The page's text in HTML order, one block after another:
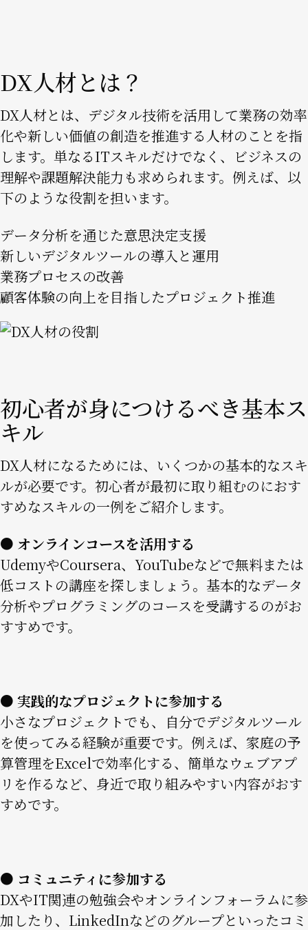
DX人材とは？
DX人材とは、デジタル技術を活用して業務の効率
化や新しい価値の創造を推進する人材のことを指
します。単なるITスキルだけでなく、ビジネスの
理解や課題解決能力も求められます。例えば、以
下のような役割を担います。
データ分析を通じた意思決定支援
新しいデジタルツールの導入と運用
業務プロセスの改善
顧客体験の向上を目指したプロジェクト推進
Image
初心者が身につけるべき基本ス
キル
DX人材になるためには、いくつかの基本的なスキ
ルが必要です。初心者が最初に取り組むのにおす
すめなスキルの一例をご紹介します。
● オンラインコースを活用する
UdemyやCoursera、YouTubeなどで無料または
低コストの講座を探しましょう。基本的なデータ
分析やプログラミングのコースを受講するのがお
すすめです。
● 実践的なプロジェクトに参加する
小さなプロジェクトでも、自分でデジタルツール
を使ってみる経験が重要です。例えば、家庭の予
算管理をExcelで効率化する、簡単なウェブアプ
リを作るなど、身近で取り組みやすい内容がおす
すめです。
● コミュニティに参加する
DXやIT関連の勉強会やオンラインフォーラムに参
加したり、LinkedInなどのグループといったコミ